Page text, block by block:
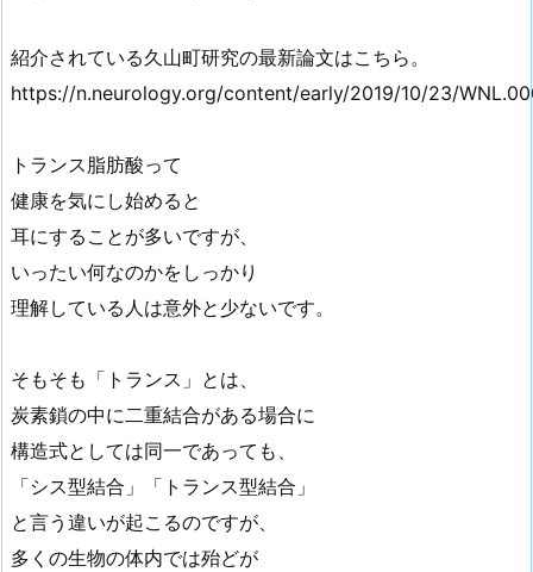
紹介されている久山町研究の最新論文はこちら。
https://n.neurology.org/content/early/2019/10/23/
トランス脂肪酸って
健康を気にし始めると
耳にすることが多いですが、
いったい何なのかをしっかり
理解している人は意外と少ないです。
そもそも「トランス」とは、
炭素鎖の中に二重結合がある場合に
構造式としては同一であっても、
「シス型結合」「トランス型結合」
と言う違いが起こるのですが、
多くの生物の体内では殆どが